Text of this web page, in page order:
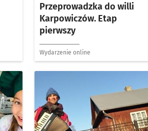
Przeprowadzka do willi
Karpowiczów. Etap
pierwszy
Wydarzenie online